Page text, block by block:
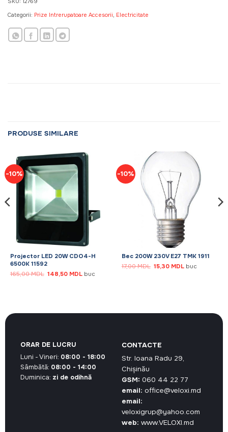
Categorii: Prize Intrerupatoare Accesorii, Electricitate
PRODUSE SIMILARE
-10%
Projector LED 20W CDO4-H
6500K 11592
165,00MDL Prețul
inițial
148,50 MDLPrețul
buc
-10%
Bec 200W 230V E27 TMK 1911
17,00MDL Prețul
inițial
15,30 MDLPrețul
buc
CONTACTE
Str. Ioana Radu 29,
Chișinău
GSM: 060 44 22 77
email: office@veloxi.md
email:
veloxigrup@yahoo.com
web: www.VELOXI.md
ORAR DE LUCRU
Luni - Vineri: 08:00 - 18:00
Sâmbătă: 08:00 - 14:00
Duminica: zi de odihnă